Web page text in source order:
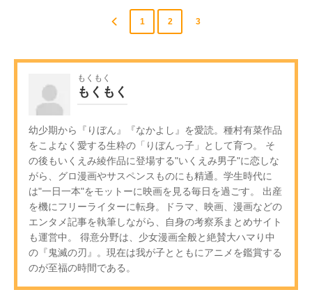
1 2 3
もくもく
もくもく
幼少期から『りぼん』『なかよし』を愛読。種村有菜作品
をこよなく愛する生粋の「りぼんっ子」として育つ。 そ
の後もいくえみ綾作品に登場する"いくえみ男子"に恋しな
がら、グロ漫画やサスペンスものにも精通。学生時代に
は"一日一本"をモットーに映画を見る毎日を過ごす。 出産
を機にフリーライターに転身。ドラマ、映画、漫画などの
エンタメ記事を執筆しながら、自身の考察系まとめサイト
も運営中。 得意分野は、少女漫画全般と絶賛大ハマり中
の『鬼滅の刃』。現在は我が子とともにアニメを鑑賞する
のが至福の時間である。